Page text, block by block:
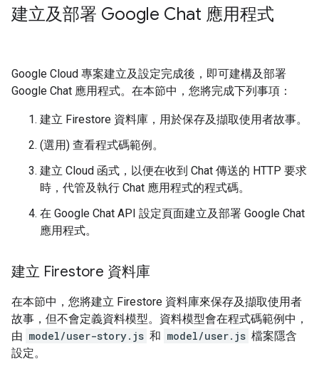
建立及部署 Google Chat 應用程式
Google Cloud 專案建立及設定完成後，即可建構及部署
Google Chat 應用程式。在本節中，您將完成下列事項：
建立 Firestore 資料庫，用於保存及擷取使用者故事。
(選用) 查看程式碼範例。
建立 Cloud 函式，以便在收到 Chat 傳送的 HTTP 要求
時，代管及執行 Chat 應用程式的程式碼。
在 Google Chat API 設定頁面建立及部署 Google Chat
應用程式。
建立 Firestore 資料庫
在本節中，您將建立 Firestore 資料庫來保存及擷取使用者
故事，但不會定義資料模型。資料模型會在程式碼範例中，
由 model/user-story.js 和 model/user.js 檔案隱含
設定。